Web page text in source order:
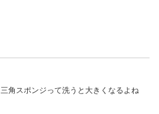
三角スポンジって洗うと大きくなるよね